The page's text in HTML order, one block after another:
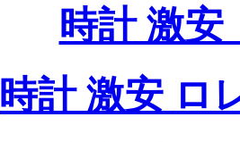
時計 激安
時計 激安 ロ